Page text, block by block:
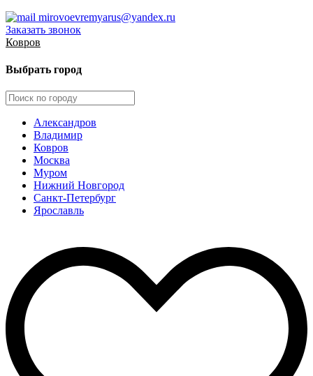
mirovoevremyarus@yandex.ru
Заказать звонок
Ковров
Выбрать город
Александров
Владимир
Ковров
Москва
Муром
Нижний Новгород
Санкт-Петербург
Ярославль